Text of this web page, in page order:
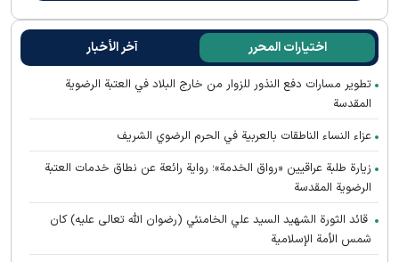
اختيارات المحرر آخر الأخبار
تطوير مسارات دفع النذور للزوار من خارج البلاد في العتبة الرضوية
المقدسة
عزاء النساء الناطقات بالعربية في الحرم الرضوي الشريف
زيارة طلبة عراقيين «رواق الخدمة»؛ رواية رائعة عن نطاق خدمات العتبة
الرضوية المقدسة
قائد الثورة الشهيد السيد علي الخامنئي (رضوان الله تعالى عليه) كان
شمس الأمة الإسلامية